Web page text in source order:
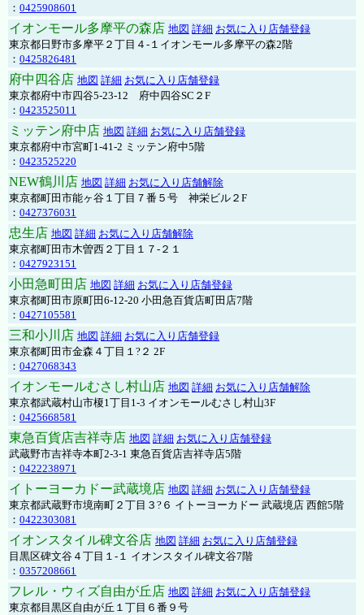
： 0425908601
イオンモール多摩平の森店 地図 詳細 お気に入り店舗登録
東京都日野市多摩平２丁目４-１イオンモール多摩平の森2階
： 0425826481
府中四谷店 地図 詳細 お気に入り店舗登録
東京都府中市四谷5-23-12 府中四谷SC２F
： 0423525011
ミッテン府中店 地図 詳細 お気に入り店舗登録
東京都府中市宮町1-41-2 ミッテン府中5階
： 0423525220
NEW鶴川店 地図 詳細 お気に入り店舗解除
東京都町田市能ヶ谷１丁目７番５号 神栄ビル２F
： 0427376031
忠生店 地図 詳細 お気に入り店舗解除
東京都町田市木曽西２丁目１７-２１
： 0427923151
小田急町田店 地図 詳細 お気に入り店舗登録
東京都町田市原町田6-12-20 小田急百貨店町田店7階
： 0427105581
三和小川店 地図 詳細 お気に入り店舗登録
東京都町田市金森４丁目１?２ 2F
： 0427068343
イオンモールむさし村山店 地図 詳細 お気に入り店舗解除
東京都武蔵村山市榎1丁目1-3 イオンモールむさし村山3F
： 0425668581
東急百貨店吉祥寺店 地図 詳細 お気に入り店舗登録
武蔵野市吉祥寺本町2-3-1 東急百貨店吉祥寺店5階
： 0422238971
イトーヨーカドー武蔵境店 地図 詳細 お気に入り店舗登録
東京都武蔵野市境南町２丁目３?６ イトーヨーカドー 武蔵境店 西館5階
： 0422303081
イオンスタイル碑文谷店 地図 詳細 お気に入り店舗登録
目黒区碑文谷４丁目１-１ イオンスタイル碑文谷7階
： 0357208661
フレル・ウィズ自由が丘店 地図 詳細 お気に入り店舗登録
東京都目黒区自由が丘１丁目６番９号